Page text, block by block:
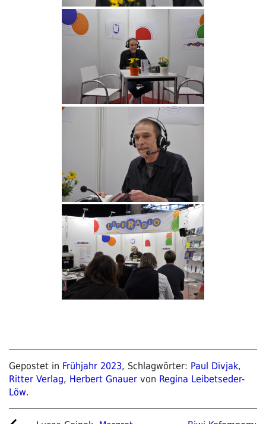
Gepostet in Frühjahr 2023, Schlagwörter: Paul Divjak,
Ritter Verlag, Herbert Gnauer von Regina Leibetseder-
Löw.